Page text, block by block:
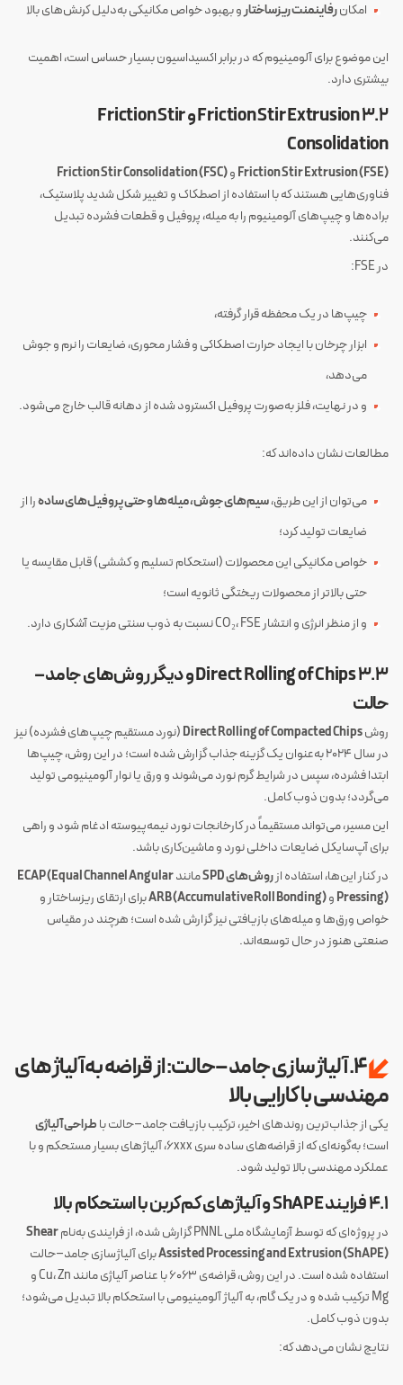
امکانرفاینمنت ریزساختارو بهبود خواص مکانیکی به‌دلیل کرنش‌های بالا
این موضوع برای آلومینیوم که در برابر اکسیداسیون بسیار حساس است، اهمیت
بیشتری دارد.
۳.۲ Friction Stir Extrusion و Friction Stir
Consolidation
Friction Stir Extrusion (FSE)وFriction Stir Consolidation (FSC)
فناوری‌هایی هستند که با استفاده از اصطکاک و تغییر شکل شدید پلاستیک،
براده‌ها و چیپ‌های آلومینیوم را به میله، پروفیل و قطعات فشرده تبدیل
می‌کنند.
در FSE:
چیپ‌ها در یک محفظه قرار گرفته،
ابزار چرخان با ایجاد حرارت اصطکاکی و فشار محوری، ضایعات را نرم و جوش
می‌دهد،
و در نهایت، فلز به‌صورت پروفیل اکسترود شده از دهانه قالب خارج می‌شود.
مطالعات نشان داده‌اند که:
می‌توان از این طریق،سیم‌های جوش، میله‌ها و حتی پروفیل‌های سادهرا از
ضایعات تولید کرد؛
خواص مکانیکی این محصولات (استحکام تسلیم و کششی) قابل مقایسه یا
حتی بالاتر از محصولات ریختگی ثانویه است؛
و از منظر انرژی و انتشار CO₂، FSE نسبت به ذوب سنتی مزیت آشکاری دارد.
۳.۳ Direct Rolling of Chips و دیگر روش‌های جامد–
حالت
روشDirect Rolling of Compacted Chips(نورد مستقیم چیپ‌های فشرده) نیز
در سال ۲۰۲۴ به‌عنوان یک گزینه جذاب گزارش شده است؛ در این روش، چیپ‌ها
ابتدا فشرده، سپس در شرایط گرم نورد می‌شوند و ورق یا نوار آلومینیومی تولید
می‌گردد؛ بدون ذوب کامل.
این مسیر، می‌تواند مستقیماً در کارخانجات نورد نیمه‌پیوسته ادغام شود و راهی
برای آپ‌سایکل ضایعات داخلی نورد و ماشین‌کاری باشد.
در کنار این‌ها، استفاده ازروش‌های SPD مانندECAP (Equal Channel Angular
Pressing)وARB (Accumulative Roll Bonding)برای ارتقای ریزساختار و
خواص ورق‌ها و میله‌های بازیافتی نیز گزارش شده است؛ هرچند در مقیاس
صنعتی هنوز در حال توسعه‌اند.
۴. آلیاژسازی جامد–حالت: از قراضه به آلیاژهای
مهندسی با کارایی بالا
یکی از جذاب‌ترین روندهای اخیر، ترکیب بازیافت جامد–حالت باطراحی آلیاژی
است؛ به‌گونه‌ای که از قراضه‌های ساده سری ۶xxx، آلیاژهای بسیار مستحکم و با
عملکرد مهندسی بالا تولید شود.
۴.۱ فرایند ShAPE و آلیاژهای کم‌کربن با استحکام بالا
در پروژه‌ای که توسط آزمایشگاه ملی PNNL گزارش شده، از فرایندی به‌نام
Shear
Assisted Processing and Extrusion (ShAPE)برای آلیاژسازی جامد–حالت
استفاده شده است. در این روش، قراضه‌ی ۶۰۶۳ با عناصر آلیاژی مانند Cu، Zn و
Mg ترکیب شده و در یک گام، به آلیاژ آلومینیومی با استحکام بالا تبدیل می‌شود؛
بدون ذوب کامل.
نتایج نشان می‌دهد که: